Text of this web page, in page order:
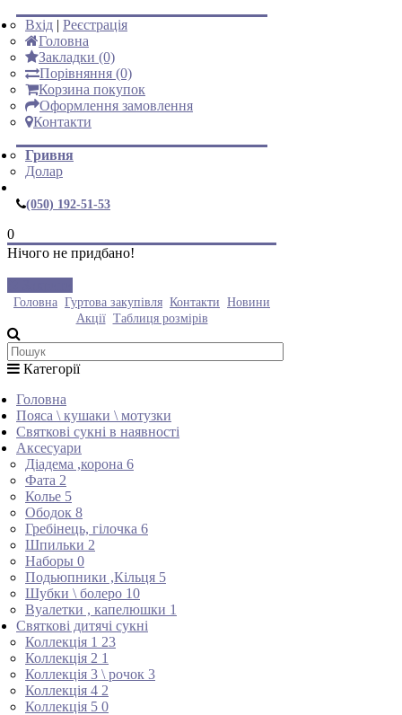
Вхід | Реєстрація
Головна
Закладки (0)
Порівняння (0)
Корзина покупок
Оформлення замовлення
Контакти
Гривня
Долар
(050) 192-51-53
0
Нічого не придбано!
Головна Гуртова закупівля Контакти Новини
Акції Таблиця розмірів
Категорії
Головна
Пояса \ кушаки \ мотузки
Святкові сукні в наявності
Аксесуари
Діадема ,корона 6
Фата 2
Колье 5
Ободок 8
Гребінець, гілочка 6
Шпильки 2
Наборы 0
Подьюпники ,Кільця 5
Шубки \ болеро 10
Вуалетки , капелюшки 1
Святкові дитячі сукні
Коллекція 1 23
Коллекція 2 1
Коллекція 3 \ рочок 3
Коллекція 4 2
Коллекція 5 0